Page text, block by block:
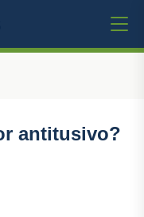
antitusivo?